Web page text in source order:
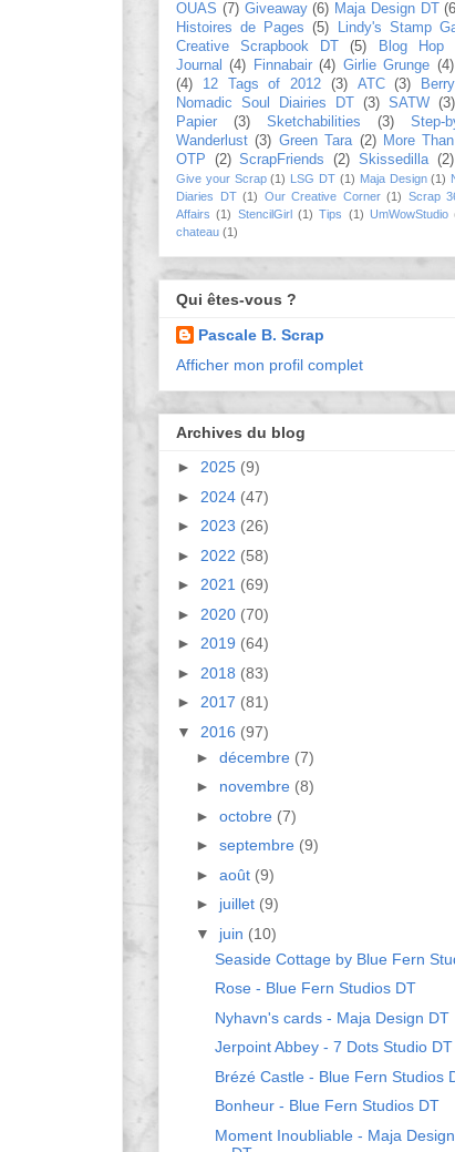
OUAS (7) Giveaway (6) Maja Design DT
Histoires de Pages (5)
Lindy's Stamp
Creative Scrapbook DT
(5) Blog Hop
Journal
(4) Finnabair (4) Girlie Grunge (4)
(4)
12 Tags of 2012 (3) ATC (3)
Nomadic Soul Diairies DT
(3) SATW (3)
Papier
(3) Sketchabilities (3)
Step-
Wanderlust (3) Green Tara (2)
More
OTP
(2) ScrapFriends (2) Skissedilla (2)
Give your Scrap (1) LSG DT (1) Maja Design (1)
Diaries DT (1) Our Creative Corner (1) Scrap
Affairs (1) StencilGirl (1) Tips (1) UmWowStudio
chateau (1)
Qui êtes-vous ?
Pascale B. Scrap
Afficher mon profil complet
Archives du blog
► 2025 (9)
► 2024 (47)
► 2023 (26)
► 2022 (58)
► 2021 (69)
► 2020 (70)
► 2019 (64)
► 2018 (83)
► 2017 (81)
▼ 2016 (97)
► décembre (7)
► novembre (8)
► octobre (7)
► septembre (9)
► août (9)
► juillet (9)
▼ juin (10)
Seaside Cottage by Blue Fern
Rose - Blue Fern Studios DT
Nyhavn's cards - Maja Design DT
Jerpoint Abbey - 7 Dots Studio DT
Brézé Castle - Blue Fern Studios
Bonheur - Blue Fern Studios DT
Moment Inoubliable - Maja Design